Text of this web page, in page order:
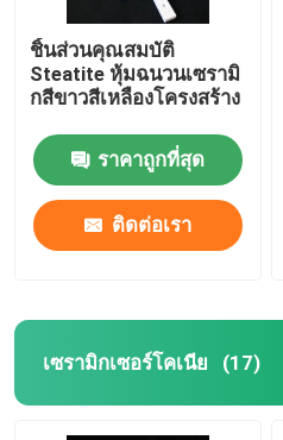
ชิ้นส่วนคุณสมบัติ
Steatite หุ้มฉนวนเซรามิ
กสีขาวสีเหลืองโครงสร้าง
ราคาถูกที่สุด
ติดต่อเรา
เซรามิกเซอร์โคเนีย (17)